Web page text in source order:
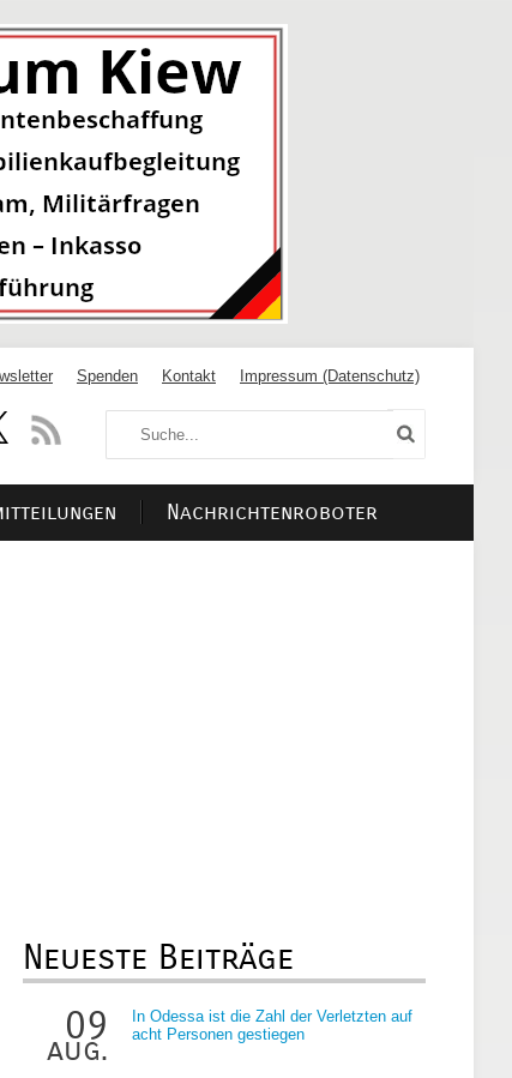
Spenden Kontakt Impressum (Datenschutz)
Nachrichtenroboter
Neueste Beiträge
09
aug.
In Odessa ist die Zahl der Verletzten auf
acht Personen gestiegen